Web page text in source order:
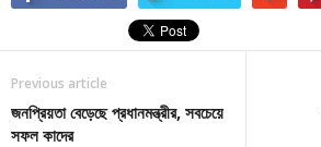
Previous article
জনপ্রিয়তা বেড়েছে প্রধানমন্ত্রীর, সবচেয়ে
সফল কাদের